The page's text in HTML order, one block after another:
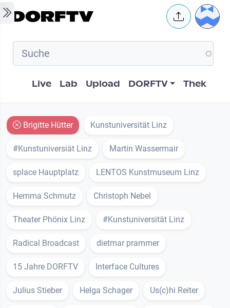
Skip to main content User
Hauptnavigation
Live Lab Upload DORFTV Thek
Brigitte Hütter Kunstuniversität Linz
#Kunstuniversiät Linz Martin Wassermair
splace Hauptplatz LENTOS Kunstmuseum Linz
Hemma Schmutz Christoph Nebel
Theater Phönix Linz #Kunstuniversität Linz
Radical Broadcast dietmar prammer
15 Jahre DORFTV Interface Cultures
Julius Stieber Helga Schager Us(c)hi Reiter